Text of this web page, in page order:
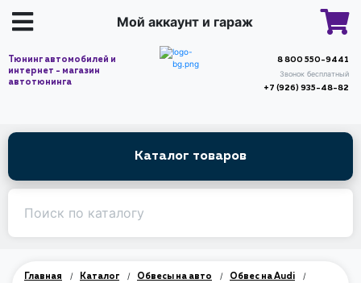
Мой аккаунт и гараж
Тюнинг автомобилей и
интернет - магазин
автотюнинга
8 800 550-9441
Звонок бесплатный
+7 (926) 935-48-82
Каталог товаров
Главная / Каталог / Обвесы на авто / Обвес на Audi /